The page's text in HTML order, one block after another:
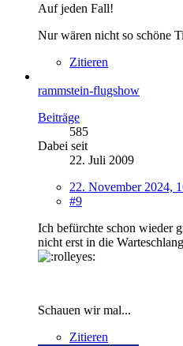
Auf jeden Fall!
Nur wären nicht so schöne
Zitieren
rammstein-flugshow
Beiträge
585
Dabei seit
22. Juli 2009
22. November 2024,
#9
Ich befürchte schon wieder
nicht erst in die
Schauen wir mal...
Zitieren